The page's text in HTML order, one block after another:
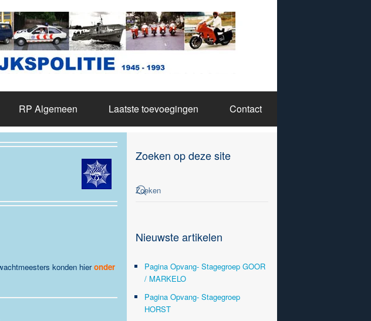
RP Algemeen Laatste toevoegingen Contact
konden hier onder
Zoeken op deze site
Nieuwste artikelen
Pagina Opvang- Stagegroep GOOR
/ MARKELO
Pagina Opvang- Stagegroep
HORST